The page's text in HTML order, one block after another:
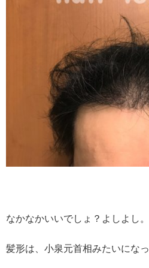
なかなかいいでしょ？よしよし。
髪形は、小泉元首相みたいになっ